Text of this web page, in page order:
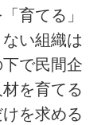
育てる」
い組織は
で民間企
を育てる
を求める